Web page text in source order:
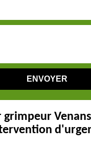
grimpeur